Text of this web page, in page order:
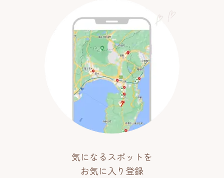
気になるスポットを
お気に入り登録